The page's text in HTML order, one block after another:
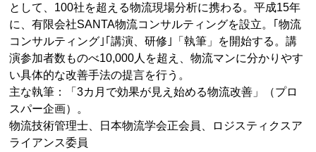
として、100社を超える物流現場分析に携わる。平成15年
に、有限会社SANTA物流コンサルティングを設立。｢物流
コンサルティング｣｢講演、研修｣「執筆」を開始する。講
演参加者数ものべ10,000人を超え、物流マンに分かりやす
い具体的な改善手法の提言を行う。
主な執筆：「3カ月で効果が見え始める物流改善」（プロ
スパー企画）。
物流技術管理士、日本物流学会正会員、ロジスティクスア
ライアンス委員